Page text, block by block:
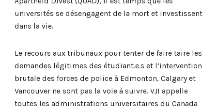
universités se désengagent de la mort et investissent
dans la vie.
Le recours aux tribunaux pour tenter de faire taire les
demandes légitimes des étudiant.e.s et l’intervention
brutale des forces de police à Edmonton, Calgary et
Vancouver ne sont pas la voie à suivre. VJI appelle
toutes les administrations universitaires du Canada